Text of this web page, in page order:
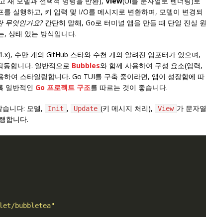
실행하고, 키 입력 및 I/O를 메시지로 변환하며, 모델이 변경되
무엇인가요?간단히 말해, Go로 터미널 앱을 만들 때 단일 진실 원
, 상태 있는 방식입니다.
수만 개의 GitHub 스타와 수천 개의 알려진 임포터가 있으며,
합니다. 일반적으로 Bubbles와 함께 사용하여 구성 요소(입력,
하여 스타일링합니다. Go TUI를 구축 중이라면, 앱이 성장함에 따
일반적인 Go 프로젝트 구조를 따르는 것이 좋습니다.
니다: 모델, Init , Update (키 메시지 처리), View 가 문자열
합니다.
bubbletea"